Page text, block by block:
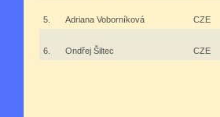
5. Adriana Voborníková CZE
6. Ondřej Šiltec CZE